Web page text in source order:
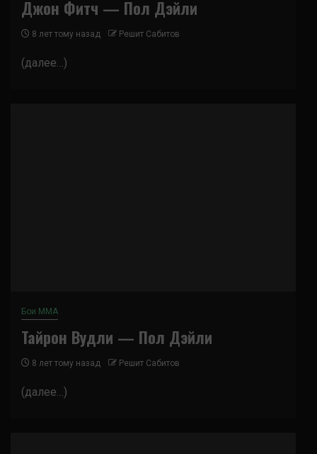
Джон Фитч — Пол Дэйли
8 лет тому назад Решит Сабитов
(далее…)
Бои ММА
Тайрон Вудли — Пол Дэйли
8 лет тому назад Решит Сабитов
(далее…)